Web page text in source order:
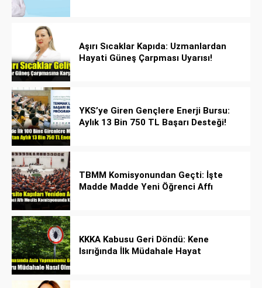
Aşırı Sıcaklar Kapıda: Uzmanlardan
Hayati Güneş Çarpması Uyarısı!
YKS’ye Giren Gençlere Enerji Bursu:
Aylık 13 Bin 750 TL Başarı Desteği!
TBMM Komisyonundan Geçti: İşte
Madde Madde Yeni Öğrenci Affı
KKKA Kabusu Geri Döndü: Kene
Isırığında İlk Müdahale Hayat